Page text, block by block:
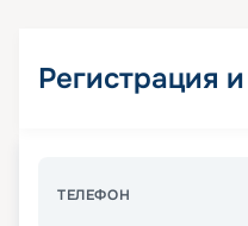
Регистрация
ТЕЛЕФОН